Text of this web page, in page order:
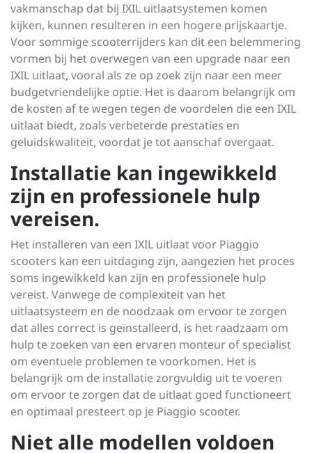
vakmanschap dat bij IXIL uitlaatsystemen komen
kijken, kunnen resulteren in een hogere prijskaartje.
Voor sommige scooterrijders kan dit een belemmering
vormen bij het overwegen van een upgrade naar een
IXIL uitlaat, vooral als ze op zoek zijn naar een meer
budgetvriendelijke optie. Het is daarom belangrijk om
de kosten af te wegen tegen de voordelen die een IXIL
uitlaat biedt, zoals verbeterde prestaties en
geluidskwaliteit, voordat je tot aanschaf overgaat.
Installatie kan ingewikkeld
zijn en professionele hulp
vereisen.
Het installeren van een IXIL uitlaat voor Piaggio
scooters kan een uitdaging zijn, aangezien het proces
soms ingewikkeld kan zijn en professionele hulp
vereist. Vanwege de complexiteit van het
uitlaatsysteem en de noodzaak om ervoor te zorgen
dat alles correct is geïnstalleerd, is het raadzaam om
hulp te zoeken van een ervaren monteur of specialist
om eventuele problemen te voorkomen. Het is
belangrijk om de installatie zorgvuldig uit te voeren
om ervoor te zorgen dat de uitlaat goed functioneert
en optimaal presteert op je Piaggio scooter.
Niet alle modellen voldoen